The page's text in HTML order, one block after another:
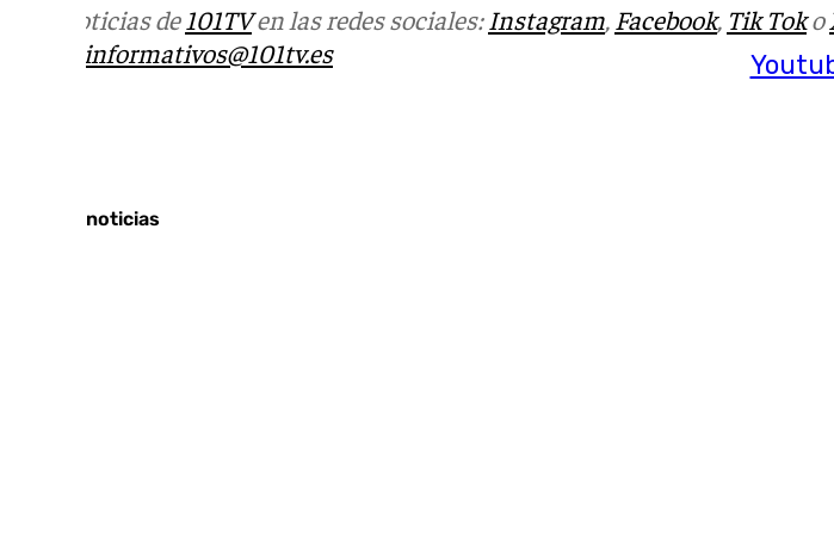
Más noticias de 101TVen las redes sociales: Instagram, Facebook, Tik Toko
informativos@101tv.es
Últimas noticias